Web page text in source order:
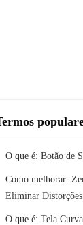
O que é: Botão de
Como melhorar:
Eliminar
O que é: Tela Curva